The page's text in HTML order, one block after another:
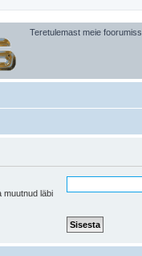
Teretulemast meie
muutnud läbi